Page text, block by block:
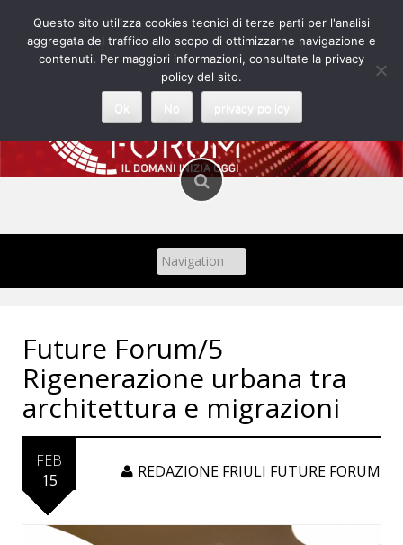
content
Future Forum/5
Rigenerazione urbana tra
architettura e migrazioni
FEB
15
REDAZIONE FRIULI FUTURE FORUM
Questo sito utilizza cookies tecnici di terze parti per l'analisi
aggregata del traffico allo scopo di ottimizzarne navigazione e
contenuti. Per maggiori informazioni, consultate la privacy
policy del sito.